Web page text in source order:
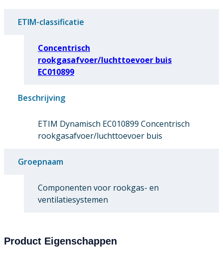
ETIM-classificatie
Concentrisch
rookgasafvoer/luchttoevoer buis
EC010899
Beschrijving
ETIM Dynamisch EC010899 Concentrisch
rookgasafvoer/luchttoevoer buis
Groepnaam
Componenten voor rookgas- en
ventilatiesystemen
Product Eigenschappen